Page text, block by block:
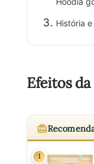
História
Efeitos
1